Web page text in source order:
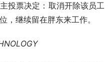
投票决定：取消开除该员工
，继续留在胖东来工作。